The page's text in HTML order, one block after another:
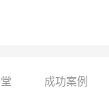
成功案例